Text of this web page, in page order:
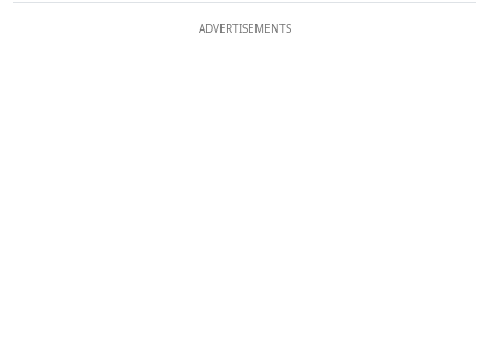
ADVERTISEMENTS